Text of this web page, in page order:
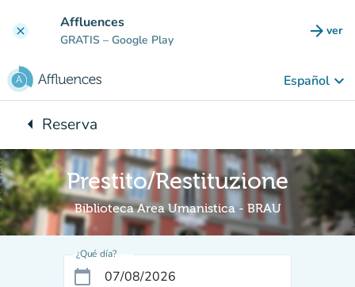
clear Affluences
GRATIS – Google Play arrow_forward ver
Español keyboard_arrow_down
arrow_leftVuelta:
Reserva
Prestito/Restituzione
Biblioteca Area Umanistica - BRAU
¿Qué día?
calendar_today